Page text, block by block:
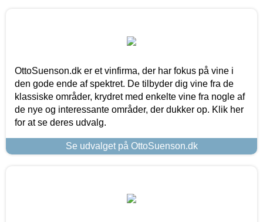
OttoSuenson.dk er et vinfirma, der har fokus på vine i
den gode ende af spektret. De tilbyder dig vine fra de
klassiske områder, krydret med enkelte vine fra nogle af
de nye og interessante områder, der dukker op. Klik her
for at se deres udvalg.
Se udvalget på OttoSuenson.dk